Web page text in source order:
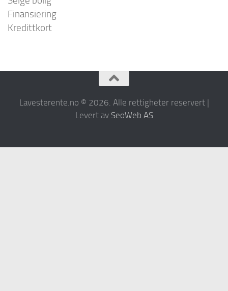
Finansiering
Kredittkort
Lavesterente.no © 2026. Alle rettigheter reservert |
Levert av SeoWeb AS